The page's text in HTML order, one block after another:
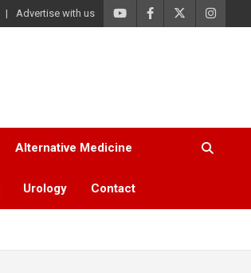
Advertise with us
Alternative Medicine
Urology Contact